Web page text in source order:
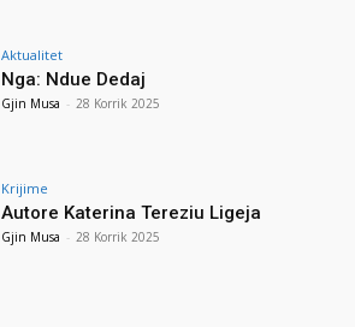
Aktualitet
Nga: Ndue Dedaj
Gjin Musa - 28 Korrik 2025
Krijime
Autore Katerina Tereziu Ligeja
Gjin Musa - 28 Korrik 2025